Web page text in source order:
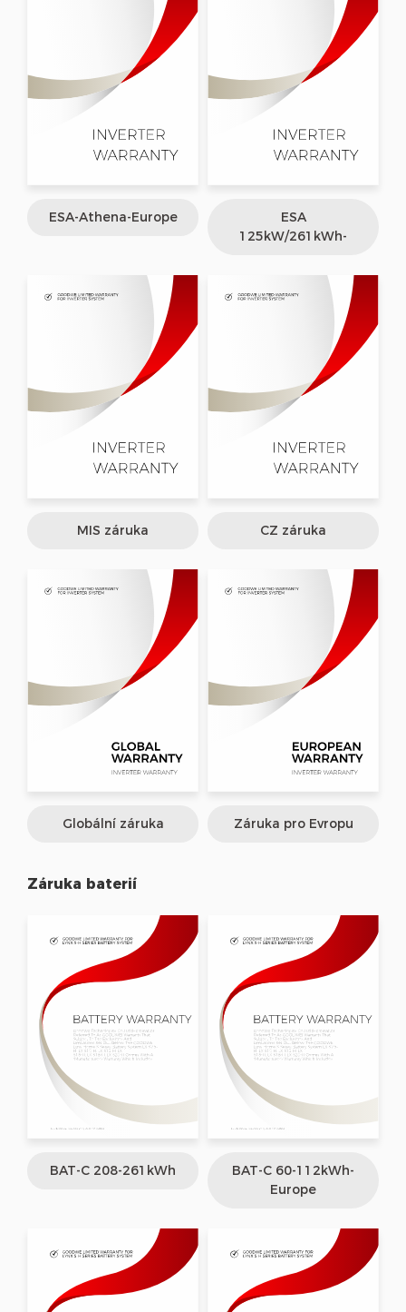
ESA-Athena-Europe
ESA
125kW/261kWh-
MIS záruka CZ záruka
Globální záruka Záruka pro Evropu
Záruka baterií
BAT-C 208-261kWh
BAT-C 60-112kWh-
Europe